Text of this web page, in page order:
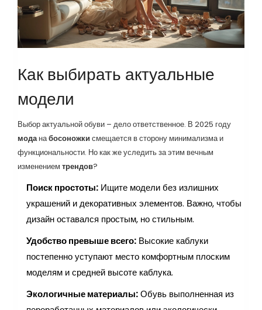
Как выбирать актуальные
модели
Выбор актуальной обуви – дело ответственное. В 2025 году
моданабосоножки смещается в сторону минимализма и
функциональности. Но как же уследить за этим вечным
изменением трендов?
Поиск простоты: Ищите модели без излишних
украшений и декоративных элементов. Важно, чтобы
дизайн оставался простым, но стильным.
Удобство превыше всего: Высокие каблуки
постепенно уступают место комфортным плоским
моделям и средней высоте каблука.
Экологичные материалы:Обувь выполненная из